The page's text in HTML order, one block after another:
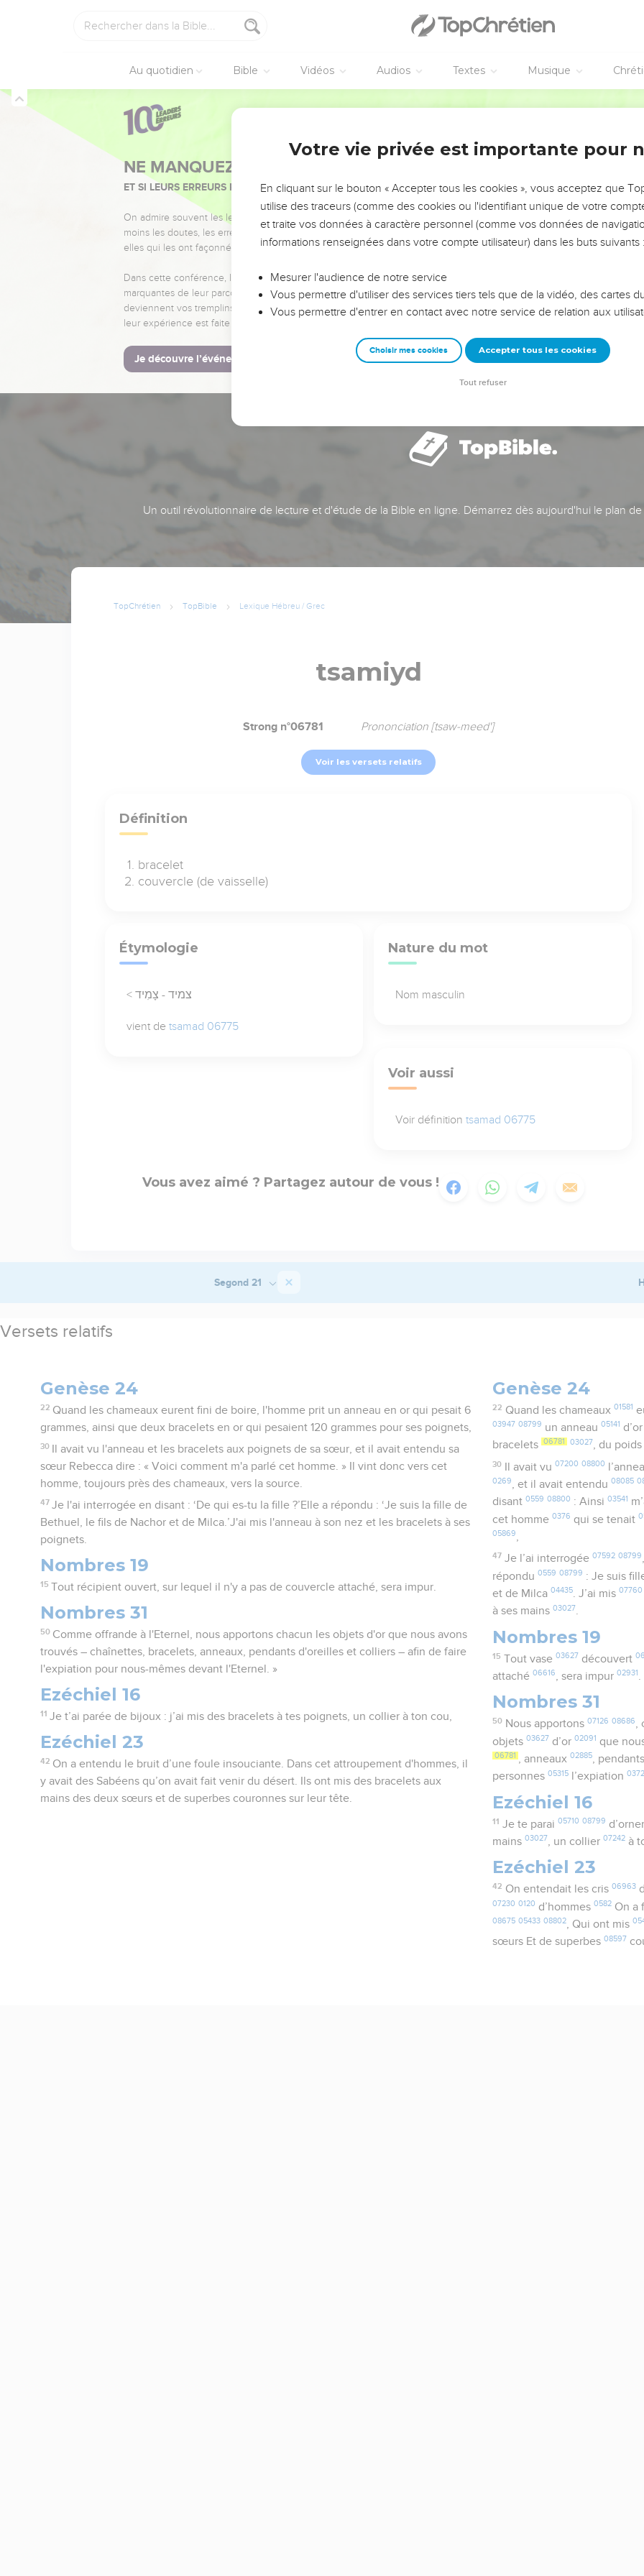
Au quotidien Bible Vidéos Audios Textes Musique
NE MANQUEZ PAS L’ÉVÉNEMENT DE L’ANNÉE !
ET SI LEURS ERREURS POUVAIENT VOUS ÉVITER LES VOTRES ?
On admire souvent les leaders pour leurs réussites, leur impact, leur foi ou leur vision. Mais on voit
moins les doutes, les erreurs et les saisons difficiles qu'ils ont traversés, alors même que ce sont
elles qui les ont façonnés.
Dans cette conférence, leaders, entrepreneurs, et responsables reviennent sur les erreurs
marquantes de leur parcours et les clés pour avancer avec plus de sagesse afin que leurs erreurs
deviennent vos tremplins. Que vous guidiez un ministère, une équipe, un groupe ou une famille,
leur expérience est faite pour vous.
Je découvre l’événement
Un outil révolutionnaire de lecture et d'étude de la Bible en ligne. Démarrez dès aujourd'hui le plan
TopChrétien TopBible Lexique Hébreu / Grec
tsamiyd
Strong n°06781 Prononciation [tsaw-meed']
Voir les versets relatifs
Définition
bracelet
couvercle (de vaisselle)
Étymologie
< צמיד - צָמִיד
vient de tsamad 06775
Nature du mot
Nom masculin
Voir aussi
Voir définition tsamad 06775
Vous avez aimé ? Partagez autour de vous !
Segond 21
Versets relatifs
Genèse 24
22 Quand les chameaux eurent fini de boire, l'homme prit un anneau en or qui pesait 6
grammes, ainsi que deux bracelets en or qui pesaient 120 grammes pour ses poignets,
30
Il avait vu l'anneau et les bracelets aux poignets de sa sœur, et il avait entendu sa
sœur Rebecca dire : « Voici comment m'a parlé cet homme. » Il vint donc vers cet
homme, toujours près des chameaux, vers la source.
47 Je l'ai interrogée en disant : ‘De qui es-tu la fille ?’Elle a répondu : ‘Je suis la fille de
Bethuel, le fils de Nachor et de Milca.’J'ai mis l'anneau à son nez et les bracelets à ses
poignets.
Nombres 19
15 Tout récipient ouvert, sur lequel il n'y a pas de couvercle attaché, sera impur.
Nombres 31
50 Comme offrande à l'Eternel, nous apportons chacun les objets d'or que nous avons
trouvés – chaînettes, bracelets, anneaux, pendants d'oreilles et colliers – afin de faire
l'expiation pour nous-mêmes devant l'Eternel. »
Ezéchiel 16
11 Je t’ai parée de bijoux : j’ai mis des bracelets à tes poignets, un collier à ton cou,
Ezéchiel 23
42 On a entendu le bruit d’une foule insouciante. Dans cet attroupement d'hommes, il
y avait des Sabéens qu’on avait fait venir du désert. Ils ont mis des bracelets aux
mains des deux sœurs et de superbes couronnes sur leur tête.
Genèse 24
22 Quand les chameaux 01581
03947 08799 un anneau05141
bracelets 06781 03027, du
30 Il avait vu 07200 08800
0269, et il avait entendu08085
disant0559 08800 : Ainsi03541
cet homme0376 qui se tenait
05869,
47 Je l’ai interrogée 07592 08799
répondu0559 08799 : Je suis
et de Milca04435. J’ai mis07760
à ses mains03027.
Nombres 19
15 Tout vase 03627 découvert
attaché06616, sera impur02931 .
Nombres 31
50 Nous apportons 07126 08686,
objets03627 d’or02091 que
06781 , anneaux02885,
personnes05315 l’expiation
Ezéchiel 16
11 Je te parai 05710 08799
mains03027, un collier07242 à
Ezéchiel 23
42 On entendait les cris 06963
07230 0120 d’hommes0582 On a
08675 05433 08802, Qui ont mis
sœurs Et de superbes08597
Votre vie privée est importante pour
En cliquant sur le bouton « Accepter tous les cookies », vous acceptez que
utilise des traceurs (comme des cookies ou l'identifiant unique de votre
et traite vos données à caractère personnel (comme vos données de
informations renseignées dans votre compte utilisateur) dans les buts suivants :
Mesurer l'audience de notre service
Vous permettre d'utiliser des services tiers tels que de la vidéo, des cartes
Vous permettre d'entrer en contact avec notre service de relation aux
Choisir mes cookies Accepter tous les cookies
Tout refuser